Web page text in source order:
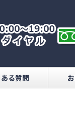
る質問